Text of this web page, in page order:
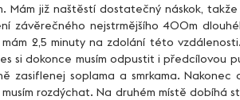
již naštěstí dostatečný náskok, takže
závěrečného nejstrmějšího 400m
2,5 minuty na zdolání této
si dokonce musím odpustit i předcílovou
zasiflenej soplama a smrkama. Nakonec
rozdýchat. Na druhém místě dobíhá